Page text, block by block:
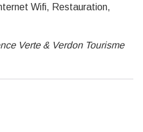
Wifi, Restauration,
Verte & Verdon Tourisme